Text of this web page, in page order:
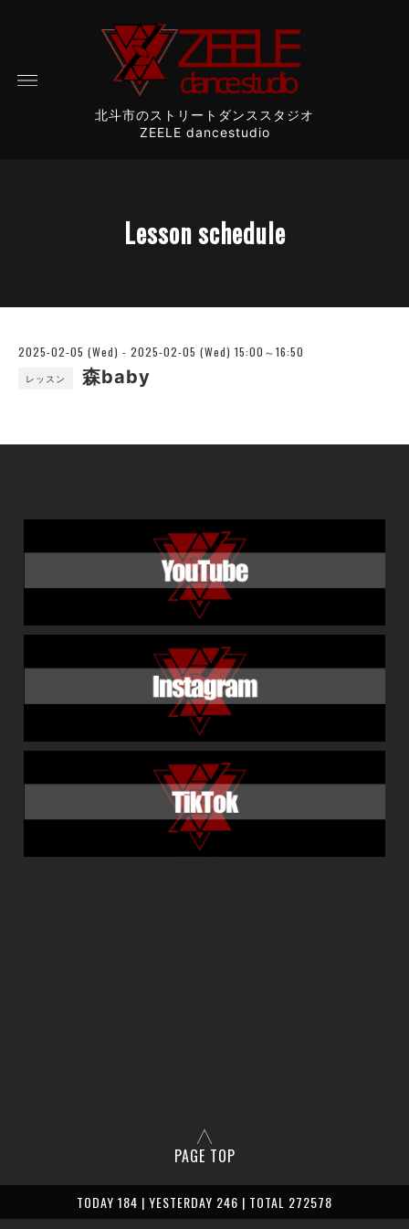
北斗市のストリートダンススタジオ
ZEELE dancestudio
Lesson schedule
2025-02-05 (Wed) - 2025-02-05 (Wed) 15:00～16:50
レッスン 森baby
PAGE TOP
TODAY 184 | YESTERDAY 246 | TOTAL 272578